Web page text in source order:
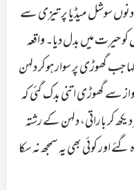
سوشل میڈیا پر تیزی سے
حیرت میں بدل دیا۔ واقعہ
گھوڑی پر سوار ہوکر دلہن
سے گھوڑی اتنی بدک گئی کہ
کر باراتی، دلہن کے رشتہ
کوئی بھی یہ سمجھ نہ سکا